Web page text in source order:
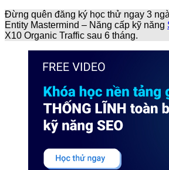
Đừng quên đăng ký học thử ngay 3
Entity Mastermind – Năng cấp kỹ năng
X10 Organic Traffic sau 6 tháng.